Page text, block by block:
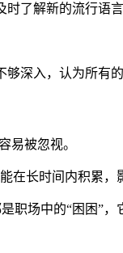
了解新的流行语言
深入，认为所有
易被忽视。
在长时间内积累，
职场中的“困困”